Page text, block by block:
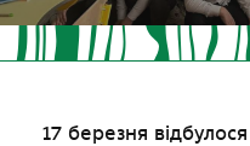
17 березня